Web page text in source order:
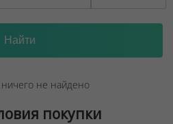
не найдено
покупки